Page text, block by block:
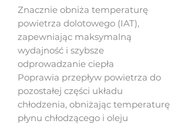
Znacznie obniża temperaturę
powietrza dolotowego (IAT),
zapewniając maksymalną
wydajność i szybsze
odprowadzanie ciepła
Poprawia przepływ powietrza do
pozostałej części układu
chłodzenia, obniżając temperaturę
płynu chłodzącego i oleju